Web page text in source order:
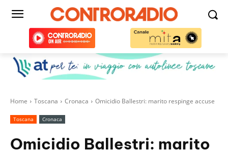
Home Toscana Cronaca Omicidio Ballestri: marito respinge accuse
Toscana Cronaca
Omicidio Ballestri: marito